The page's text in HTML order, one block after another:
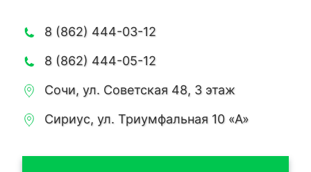
8 (862) 444-03-12
8 (862) 444-05-12
Сочи, ул. Советская 48, 3 этаж
Сириус, ул. Триумфальная 10 «А»